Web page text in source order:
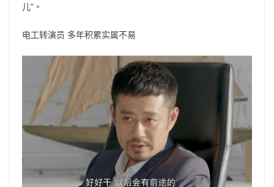
儿”。
电工转演员 多年积累实属不易